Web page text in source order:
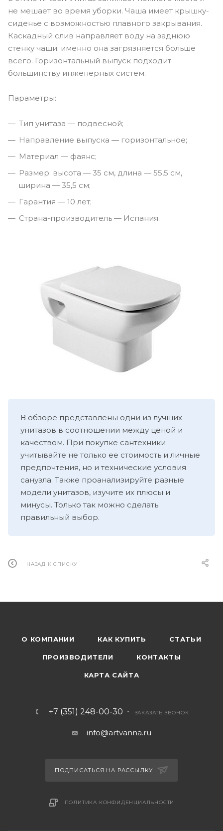
не мешает во время уборки. Чаша имеет крышку-
сиденье с возможностью плавного закрывания.
Каскадный слив направляет воду на заднюю
стенку чаши: именно она загрязняется больше
всего. Горизонтальный выпуск подходит
большинству инженерных систем.
Параметры:
Тип унитаза — подвесной;
Направление выпуска — горизонтальное;
Материал — фаянс;
Размер: высота — 35 см, длина — 55,5 см,
ширина — 35,5 см;
Гарантия — 10 лет;
Страна-производитель — Испания.
В обзоре представлены одни из лучших
унитазов в соотношении между ценой и
качеством. При покупке сантехники
учитывайте не только ее стоимость и личные
предпочтения, но и технические условия
санузла. Также проанализируйте разные
модели унитазов, изучите их плюсы и
минусы. Только так можно сделать
правильный выбор.
НАЗАД К СПИСКУ
О КОМПАНИИ КАК КУПИТЬ СТАТЬИ
ПРОИЗВОДИТЕЛИ КОНТАКТЫ
КАРТА САЙТА
+7 (351) 248-00-30 ЗАКАЗАТЬ ЗВОНОК
info@artvanna.ru
ПОДПИСАТЬСЯ НА РАССЫЛКУ
ПОЛИТИКА КОНФИДЕНЦИАЛЬНОСТИ